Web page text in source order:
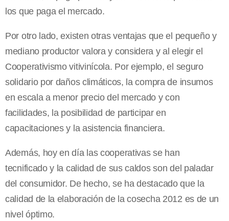
los que paga el mercado.
Por otro lado, existen otras ventajas que el pequeño y
mediano productor valora y considera y al elegir el
Cooperativismo vitivinícola. Por ejemplo, el seguro
solidario por daños climáticos, la compra de insumos
en escala a menor precio del mercado y con
facilidades, la posibilidad de participar en
capacitaciones y la asistencia financiera.
Además, hoy en día las cooperativas se han
tecnificado y la calidad de sus caldos son del paladar
del consumidor. De hecho, se ha destacado que la
calidad de la elaboración de la cosecha 2012 es de un
nivel óptimo.